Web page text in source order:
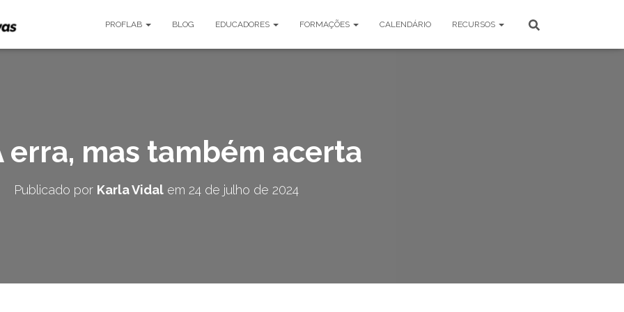
PROFLAB BLOG EDUCADORES FORMAÇÕES CALENDÁRIO RECURSOS
erra, mas também acerta
Publicado por Karla Vidalem 24 de julho de 2024